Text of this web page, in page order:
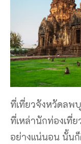
ที่เที่ยวจังหวัดล
ที่เหล่านักท่องเที่
อย่างแน่นอน นั้น